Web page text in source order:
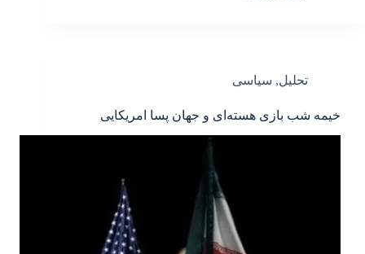
تحلیل, سیاسی
خیمه‌ شب‌ بازی هسته‌ای و جهان پسا امریکایی